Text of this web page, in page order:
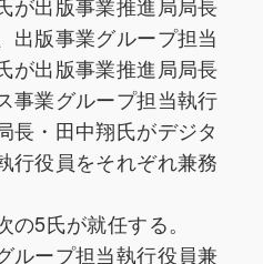
出版事業グループ担当
が出版事業推進局局⻑
事業グループ担当執行
長・田中翔氏がデジタ
行役員をそれぞれ兼務
の5氏が就任する。
ループ担当執行役員兼